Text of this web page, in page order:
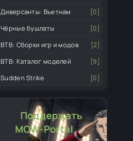
Диверсанты: Вьетнам
[0]
Чёрные бушлаты
[0]
ВТВ: Сборки игр и модов
[2]
ВТВ: Каталог моделей
[9]
Sudden Strike
[0]
Поддержать
MOW-Portal